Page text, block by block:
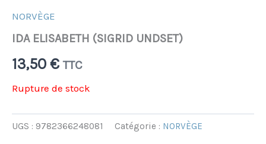
NORVÈGE
IDA ELISABETH (SIGRID UNDSET)
13,50 € TTC
Rupture de stock
UGS : 9782366248081 Catégorie : NORVÈGE